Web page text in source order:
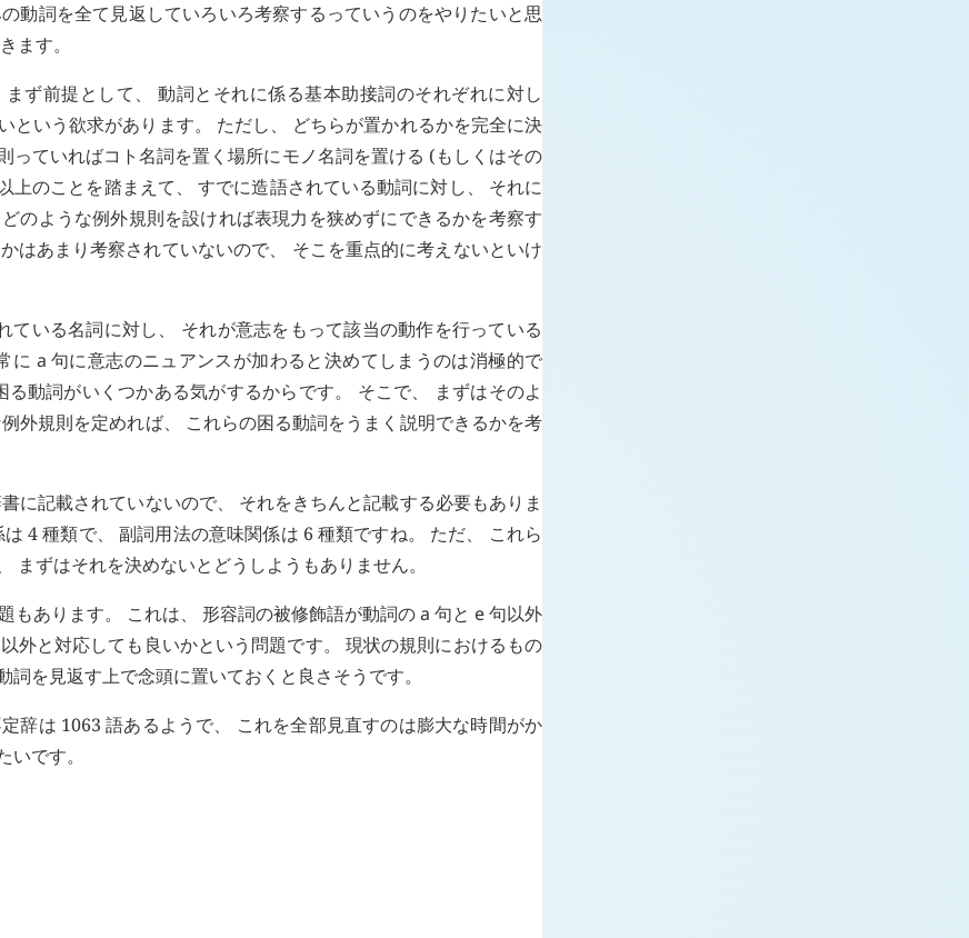
動詞を全て見返していろいろ考察するっていうのをやりたいと思
ます。
ず前提として、 動詞とそれに係る基本助接詞のそれぞれに対し
いう欲求があります。 ただし、 どちらが置かれるかを完全に決
ていればコト名詞を置く場所にモノ名詞を置ける (もしくはその
のことを踏まえて、 すでに造語されている動詞に対し、 それに
のような例外規則を設ければ表現力を狭めずにできるかを考察す
はあまり考察されていないので、 そこを重点的に考えないといけ
ている名詞に対し、 それが意志をもって該当の動作を行っている
に a 句に意志のニュアンスが加わると決めてしまうのは消極的で
動詞がいくつかある気がするからです。 そこで、 まずはそのよ
外規則を定めれば、 これらの困る動詞をうまく説明できるかを考
に記載されていないので、 それをきちんと記載する必要もありま
4 種類で、 副詞用法の意味関係は 6 種類ですね。 ただ、 これら
ずはそれを決めないとどうしようもありません。
もあります。 これは、 形容詞の被修飾語が動詞のa 句と e句以外
外と対応しても良いかという問題です。 現状の規則におけるもの
を見返す上で念頭に置いておくと良さそうです。
辞は 1063 語あるようで、 これを全部見直すのは膨大な時間がか
です。